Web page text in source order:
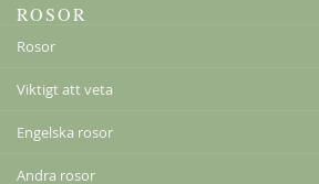
ROSOR
Rosor
Viktigt att veta
Engelska rosor
Andra rosor